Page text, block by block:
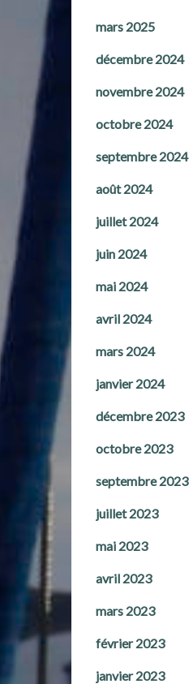
mars 2025
décembre 2024
novembre 2024
octobre 2024
septembre 2024
août 2024
juillet 2024
juin 2024
mai 2024
avril 2024
mars 2024
janvier 2024
décembre 2023
octobre 2023
septembre 2023
juillet 2023
mai 2023
avril 2023
mars 2023
février 2023
janvier 2023